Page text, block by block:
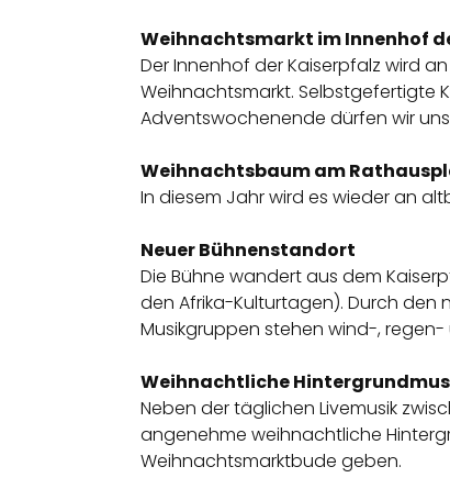
Weihnachtsmarkt im Innenhof
Der Innenhof der Kaiserpfalz wird
Weihnachtsmarkt. Selbstgefertigte
Adventswochenende dürfen wir
Weihnachtsbaum am
In diesem Jahr wird es wieder an
Neuer Bühnenstandort
Die Bühne wandert aus dem
den Afrika-Kulturtagen). Durch
Musikgruppen stehen wind-,
Weihnachtliche
Neben der täglichen Livemusik
angenehme weihnachtliche
Weihnachtsmarktbude geben.